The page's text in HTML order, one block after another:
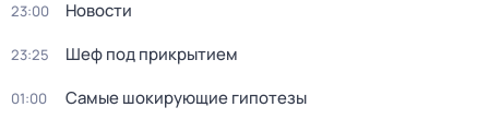
23:00 Новости
23:25 Шеф под прикрытием
01:00 Самые шoкиpующие гипотезы